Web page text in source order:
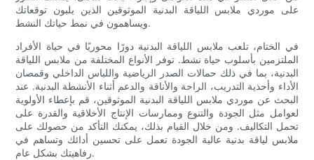
على موردي ملابس اللياقة البدنية الموثوقين الذين يلبون توقعاتك
ويساهمون في نمط حياتك النشط.
في الختام، تلعب ملابس اللياقة البدنية دورًا محوريًا في حياة الأفراد
الملتزمين بأسلوب حياة نشط. توفر الأنواع المختلفة من ملابس اللياقة
البدنية، بما في ذلك حمالات الصدر الرياضية واللباس الداخلي وقمصان
الأداء وأحذية التدريب، الراحة والأناقة والدعم أثناء الأنشطة البدنية. عند
البحث عن موردي ملابس اللياقة البدنية الموثوقين، قم بإعطاء الأولوية
لعوامل مثل الجودة والتنوع وممارسات الإنتاج الأخلاقية والقدرة على
تحمل التكاليف. ومن خلال القيام بذلك، يمكنك التأكد من حصولك على
ملابس لياقة بدنية عالية الجودة تعمل على تحسين أدائك وتساهم في
رفاهيتك بشكل عام.